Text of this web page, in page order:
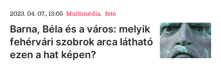
2023. 04. 07., 13:05 Multimédia, fotó
Barna, Béla és a város: melyik
fehérvári szobrok arca látható
ezen a hat képen?